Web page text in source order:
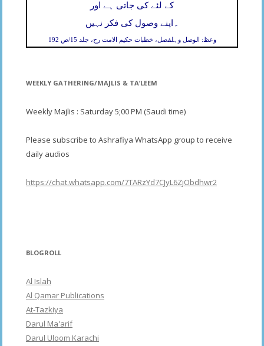
کے لئے کی جاتی ہے اور
اپنے وصول کی فکر نہیں ۔
وعظ: الوصل وہلفصل، خطبات حکیم الامت رح، جلد 15/ص 192
WEEKLY GATHERING/MAJLIS & TA’LEEM
Weekly Majlis : Saturday 5;00 PM (Saudi time)
Please subscribe to Ashrafiya WhatsApp group to receive
daily audios
https://chat.whatsapp.com/7TARzYd7CJyL6ZjObdhwr2
BLOGROLL
Al Islah
Al Qamar Publications
At-Tazkiya
Darul Ma'arif
Darul Uloom Karachi